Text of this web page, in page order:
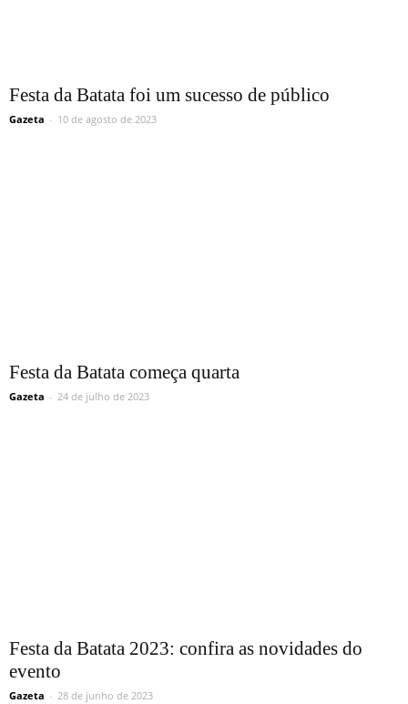
Festa da Batata foi um sucesso de público
Gazeta - 10 de agosto de 2023
Festa da Batata começa quarta
Gazeta - 24 de julho de 2023
Festa da Batata 2023: confira as novidades do
evento
Gazeta - 28 de junho de 2023